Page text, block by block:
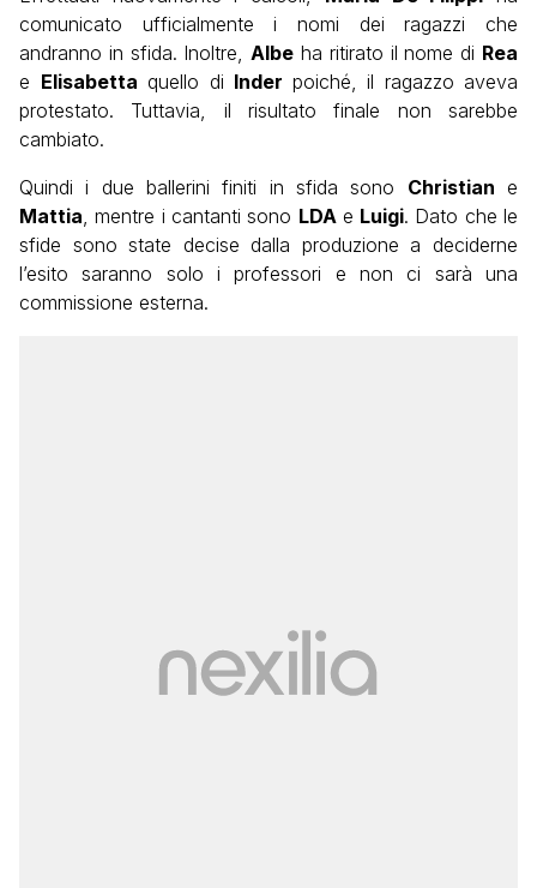
comunicato ufficialmente i nomi dei ragazzi che
andranno in sfida. Inoltre,Albe ha ritirato il nome di Rea
e Elisabetta quello di Inder poiché, il ragazzo aveva
protestato. Tuttavia, il risultato finale non sarebbe
cambiato.
Quindi i due ballerini finiti in sfida sono Christian e
Mattia, mentre i cantanti sono LDAe Luigi. Dato che le
sfide sono state decise dalla produzione a deciderne
l’esito saranno solo i professori e non ci sarà una
commissione esterna.